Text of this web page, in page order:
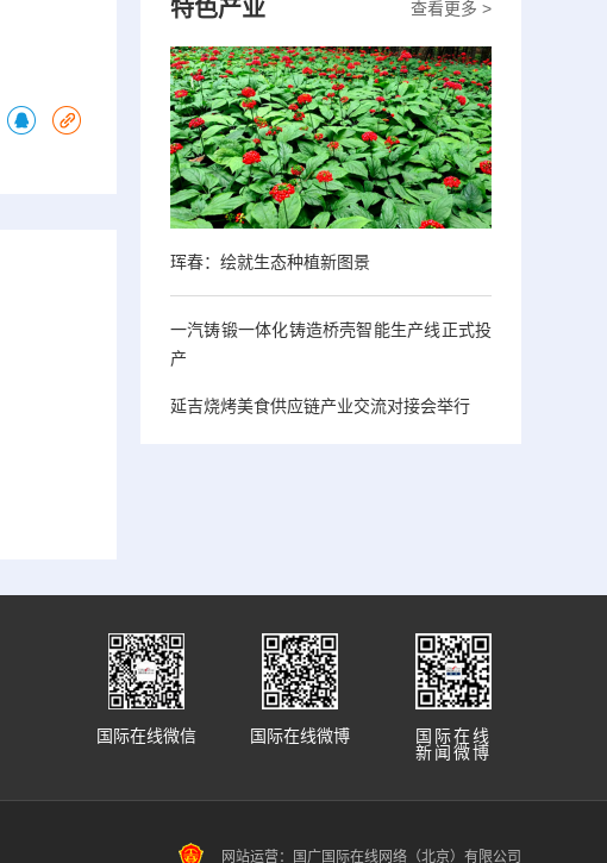
查看更多 >
特色产业
珲春：绘就生态种植新图景
一汽铸锻一体化铸造桥壳智能生产线正式投
产
延吉烧烤美食供应链产业交流对接会举行
国际在线
新闻微博
国际在线微博
国际在线微信
网站运营：国广国际在线网络（北京）有限公司